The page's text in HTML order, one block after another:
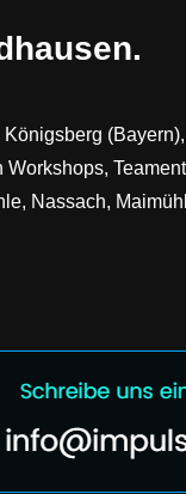
Nassach,